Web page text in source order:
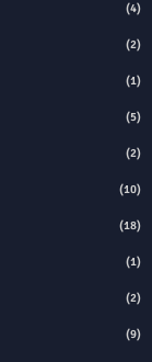
(4)
(2)
(1)
(5)
(2)
(10)
(18)
(1)
(2)
(9)